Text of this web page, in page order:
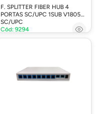
F. SPLITTER FIBER HUB 4
PORTAS SC/UPC 1SUB V1805P
SC/UPC
Cód: 9294